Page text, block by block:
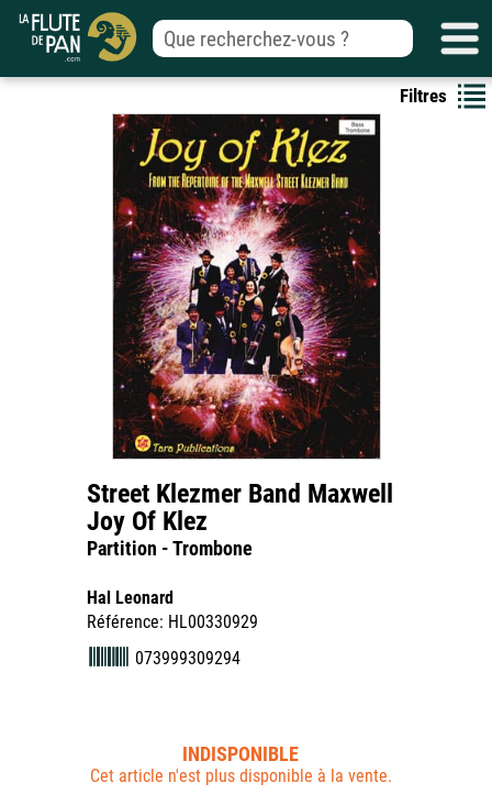
Filtres
Street Klezmer Band Maxwell
Joy Of Klez
Partition - Trombone
Hal Leonard
Référence: HL00330929
073999309294
INDISPONIBLE
Cet article n'est plus disponible à la vente.